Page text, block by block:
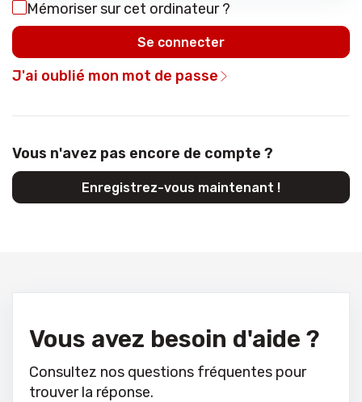
Mémoriser sur cet ordinateur ?
Se connecter
J'ai oublié mon mot de passe
Vous n'avez pas encore de compte ?
Enregistrez-vous maintenant !
Vous avez besoin d'aide ?
Consultez nos questions fréquentes pour
trouver la réponse.